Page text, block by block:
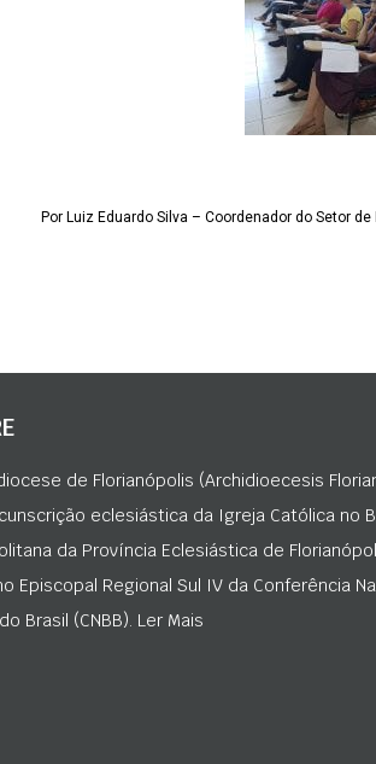
Por Luiz Eduardo Silva – Coordenador do Setor
de Florianópolis (Archidioecesis
eclesiástica da Igreja Católica no
da Província Eclesiástica de
Episcopal Regional Sul IV da Conferência
Brasil (CNBB). Ler Mais